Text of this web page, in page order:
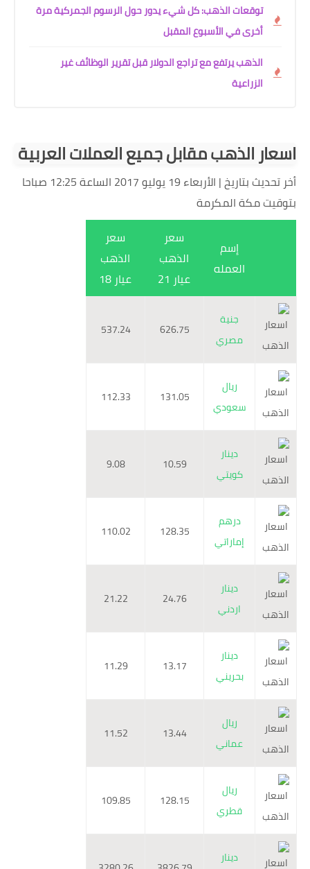
توقعات الذهب: كل شيء يدور حول الرسوم الجمركية مرة
أخرى في الأسبوع المقبل
الذهب يرتفع مع تراجع الدولار قبل تقرير الوظائف غير
الزراعية
اسعار الذهب مقابل جميع العملات العربية
أخر تحديث بتاريخ | الأربعاء 19 يوليو 2017 الساعة 12:25 صباحا
بتوقيت مكة المكرمة
إسم
العمله
سعر
الذهب
عيار 21
سعر
الذهب
عيار 18
جنية
مصري
626.75
537.24
ريال
سعودي
131.05
112.33
دينار
كويتي
10.59
9.08
درهم
إماراتي
128.35
110.02
دينار
اردني
24.76
21.22
دينار
بحريني
13.17
11.29
ريال
عماني
13.44
11.52
ريال
قطري
128.15
109.85
دينار